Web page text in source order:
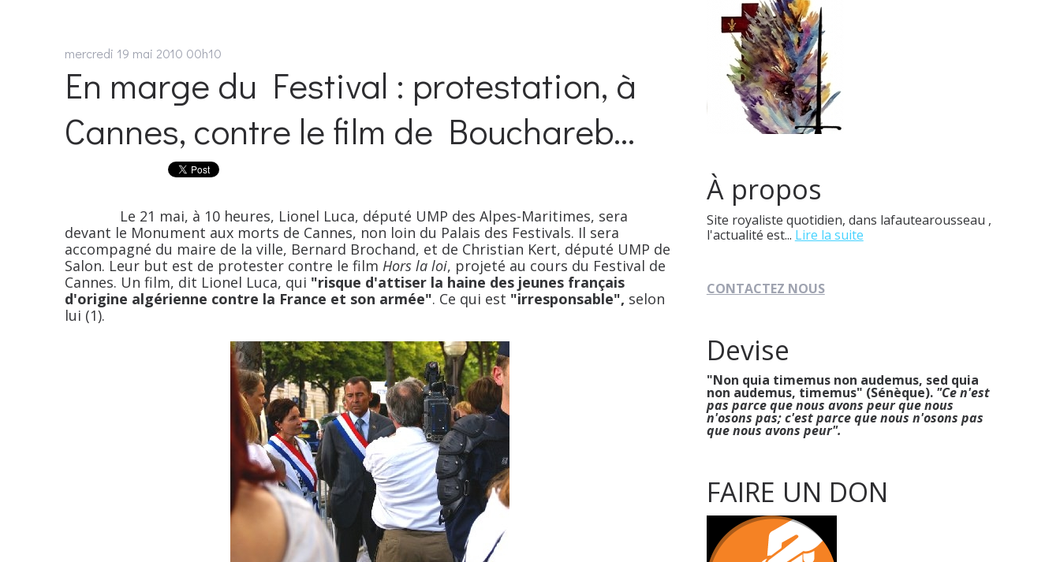
mercredi 19 mai 2010 00h10
En marge du Festival : protestation, à
Cannes, contre le film de Bouchareb...
Le 21 mai, à 10 heures, Lionel Luca, député UMP des Alpes-Maritimes, sera
devant le Monument aux morts de Cannes, non loin du Palais des Festivals. Il sera
accompagné du maire de la ville, Bernard Brochand, et de Christian Kert, député UMP de
Salon. Leur but est de protester contre le film Hors la loi, projeté au cours du Festival de
Cannes. Un film, dit Lionel Luca, qui "risque d'attiser la haine des jeunes français
d'origine algérienne contre la France et son armée". Ce qui est "irresponsable", selon
lui (1).
À propos
Site royaliste quotidien, dans lafautearousseau ,
l'actualité est... Lire la suite
CONTACTEZ NOUS
Devise
"Non quia timemus non audemus, sed quia
non audemus, timemus" (Sénèque). "Ce n'est
pas parce que nous avons peur que nous
n'osons pas; c'est parce que nous n'osons pas
que nous avons peur".
FAIRE UN DON